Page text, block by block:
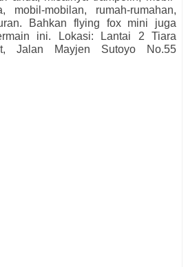
mobil-mobilan, rumah-rumahan,
Bahkan flying fox mini juga
ini. Lokasi: Lantai 2 Tiara
Jalan Mayjen Sutoyo No.55